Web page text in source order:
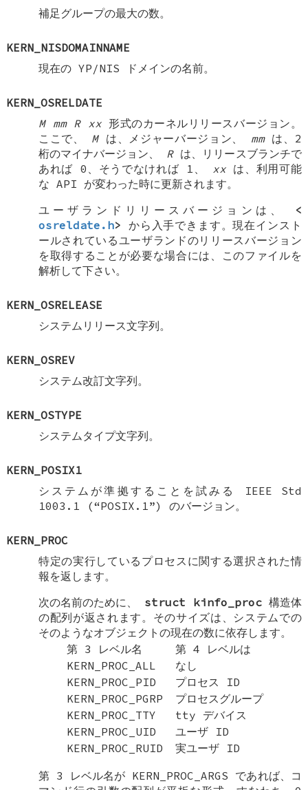
補足グループの最大の数。
KERN_NISDOMAINNAME
現在の YP/NIS ドメインの名前。
KERN_OSRELDATE
M
mm R xx形式のカーネルリリースバージョン。
ここで、 Mは、メジャーバージョン、 mmは、2
桁のマイナバージョン、 Rは、リリースブランチで
あれば 0、そうでなければ 1、
xxは、利用可能
な API が変わった時に更新されます。
ユーザランドリリースバージョンは、
<
osreldate.h> から入手できます。現在インスト
ールされているユーザランドのリリースバージョン
を取得することが必要な場合には、このファイルを
解析して下さい。
KERN_OSRELEASE
システムリリース文字列。
KERN_OSREV
システム改訂文字列。
KERN_OSTYPE
システムタイプ文字列。
KERN_POSIX1
システムが準拠することを試みる IEEE Std
1003.1 (“POSIX.1”) のバージョン。
KERN_PROC
特定の実行しているプロセスに関する選択された情
報を返します。
次の名前のために、 struct kinfo_proc構造体
の配列が返されます。そのサイズは、システムでの
そのようなオブジェクトの現在の数に依存します。
第 3 レベル名
第 4 レベルは
KERN_PROC_ALL
なし
KERN_PROC_PID
プロセス ID
KERN_PROC_PGRP
プロセスグループ
KERN_PROC_TTY
tty デバイス
KERN_PROC_UID
ユーザ ID
KERN_PROC_RUID
実ユーザ ID
第 3 レベル名が KERN_PROC_ARGS であれば、コ